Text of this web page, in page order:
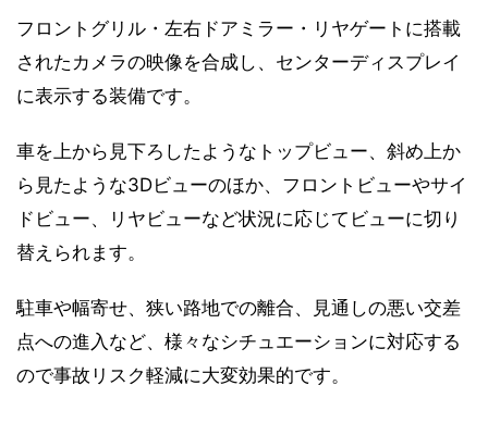
フロントグリル・左右ドアミラー・リヤゲートに搭載
されたカメラの映像を合成し、センターディスプレイ
に表示する装備です。
車を上から見下ろしたようなトップビュー、斜め上か
ら見たような3Dビューのほか、フロントビューやサイ
ドビュー、リヤビューなど状況に応じてビューに切り
替えられます。
駐車や幅寄せ、狭い路地での離合、見通しの悪い交差
点への進入など、様々なシチュエーションに対応する
ので事故リスク軽減に大変効果的です。